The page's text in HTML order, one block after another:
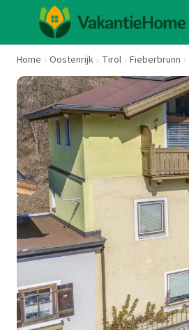
Home Oostenrijk Tirol Fieberbrunn